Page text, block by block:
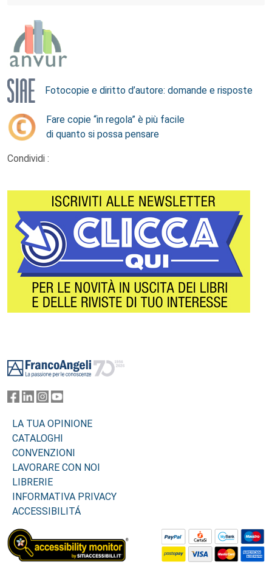
Fotocopie e diritto d’autore: domande e risposte
Fare copie “in regola” è più facile
di quanto si possa pensare
Condividi :
LA TUA OPINIONE
CATALOGHI
CONVENZIONI
LAVORARE CON NOI
LIBRERIE
INFORMATIVA PRIVACY
ACCESSIBILITÁ